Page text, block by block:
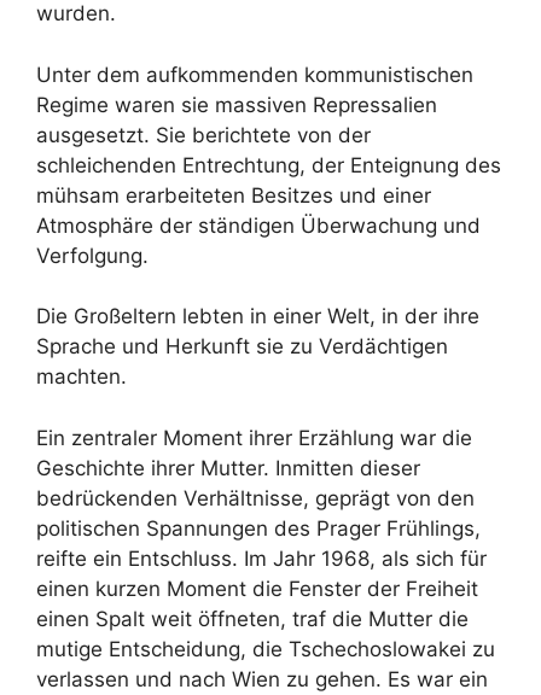
wurden.
Unter dem aufkommenden kommunistischen
Regime waren sie massiven Repressalien
ausgesetzt. Sie berichtete von der
schleichenden Entrechtung, der Enteignung des
mühsam erarbeiteten Besitzes und einer
Atmosphäre der ständigen Überwachung und
Verfolgung.
Die Großeltern lebten in einer Welt, in der ihre
Sprache und Herkunft sie zu Verdächtigen
machten.
Ein zentraler Moment ihrer Erzählung war die
Geschichte ihrer Mutter. Inmitten dieser
bedrückenden Verhältnisse, geprägt von den
politischen Spannungen des Prager Frühlings,
reifte ein Entschluss. Im Jahr 1968, als sich für
einen kurzen Moment die Fenster der Freiheit
einen Spalt weit öffneten, traf die Mutter die
mutige Entscheidung, die Tschechoslowakei zu
verlassen und nach Wien zu gehen. Es war ein